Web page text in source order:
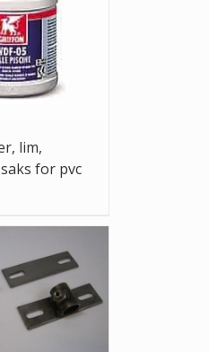
lim,
for pvc